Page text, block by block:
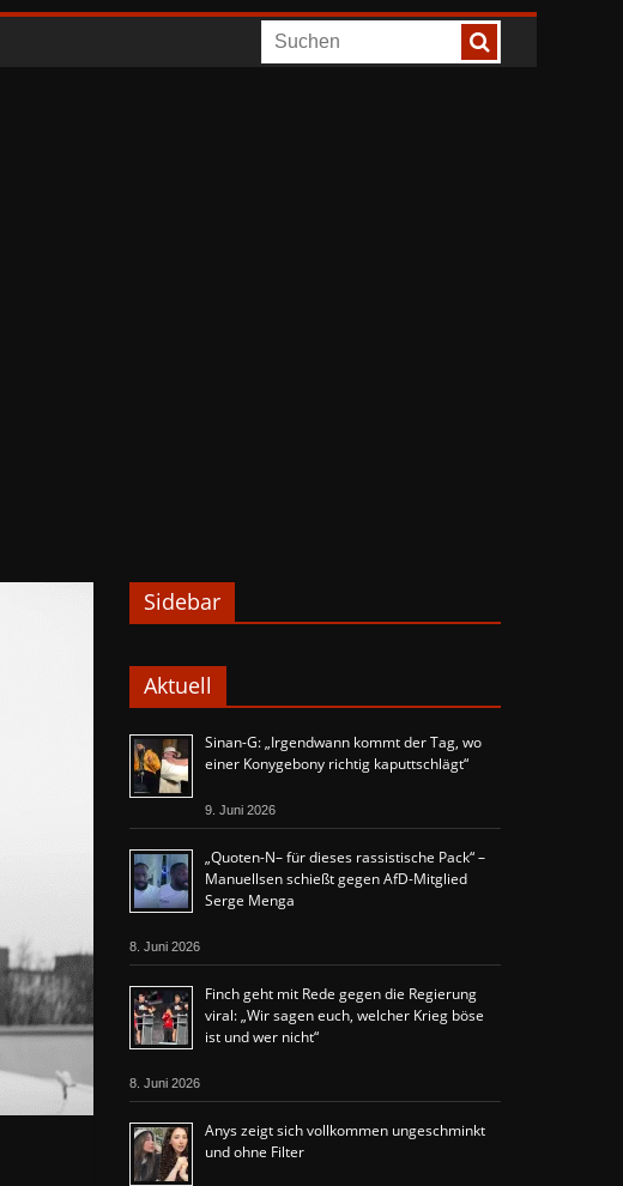
Sidebar
Aktuell
Sinan-G: „Irgendwann kommt der Tag, wo
einer Konygebony richtig kaputtschlägt“
9. Juni 2026
„Quoten-N– für dieses rassistische Pack“ –
Manuellsen schießt gegen AfD-Mitglied
Serge Menga
8. Juni 2026
Finch geht mit Rede gegen die Regierung
viral: „Wir sagen euch, welcher Krieg böse
ist und wer nicht“
8. Juni 2026
Anys zeigt sich vollkommen ungeschminkt
und ohne Filter